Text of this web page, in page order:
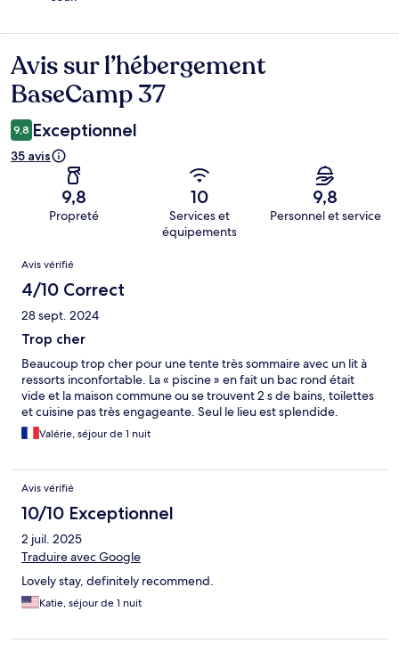
Avis
Avis sur l’hébergement
BaseCamp 37
9,8 Exceptionnel
35 avis
9,8
Propreté
10
Services et
équipements
9,8
Personnel et service
Avis
Avis vérifié
4/10 Correct
28 sept. 2024
Trop cher
Beaucoup trop cher pour une tente très sommaire avec un lit à
ressorts inconfortable. La « piscine » en fait un bac rond était
vide et la maison commune ou se trouvent 2 s de bains, toilettes
et cuisine pas très engageante. Seul le lieu est splendide.
Valérie, séjour de 1 nuit
Avis vérifié
10/10 Exceptionnel
2 juil. 2025
Traduire avec Google
Lovely stay, definitely recommend.
Katie, séjour de 1 nuit